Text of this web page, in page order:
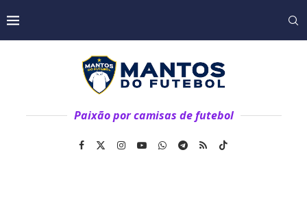
Paixão por camisas de futebol